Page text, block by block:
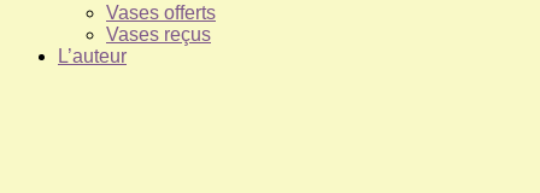
Vases offerts
Vases reçus
L’auteur